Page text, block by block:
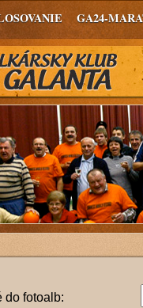
GA24-
do fotoalb: